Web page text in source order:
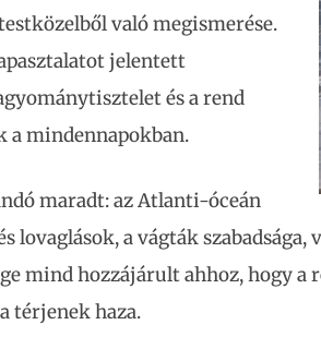
való megismerése.
jelentett
és a rend
a mindennapokban.
maradt: az Atlanti-óceán
lovaglások, a vágták
mind hozzájárult ahhoz, hogy a
térjenek haza.